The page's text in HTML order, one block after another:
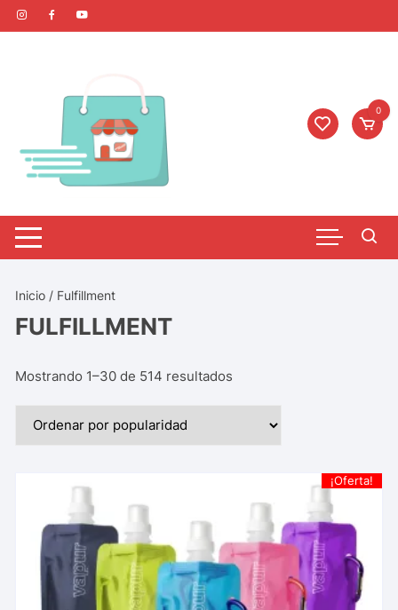
0
Inicio / Fulfillment
FULFILLMENT
Mostrando 1–30 de 514 resultados
¡Oferta!